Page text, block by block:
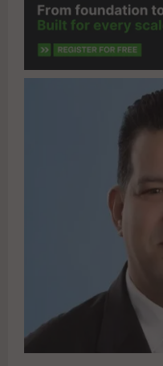
residence/" href="#">